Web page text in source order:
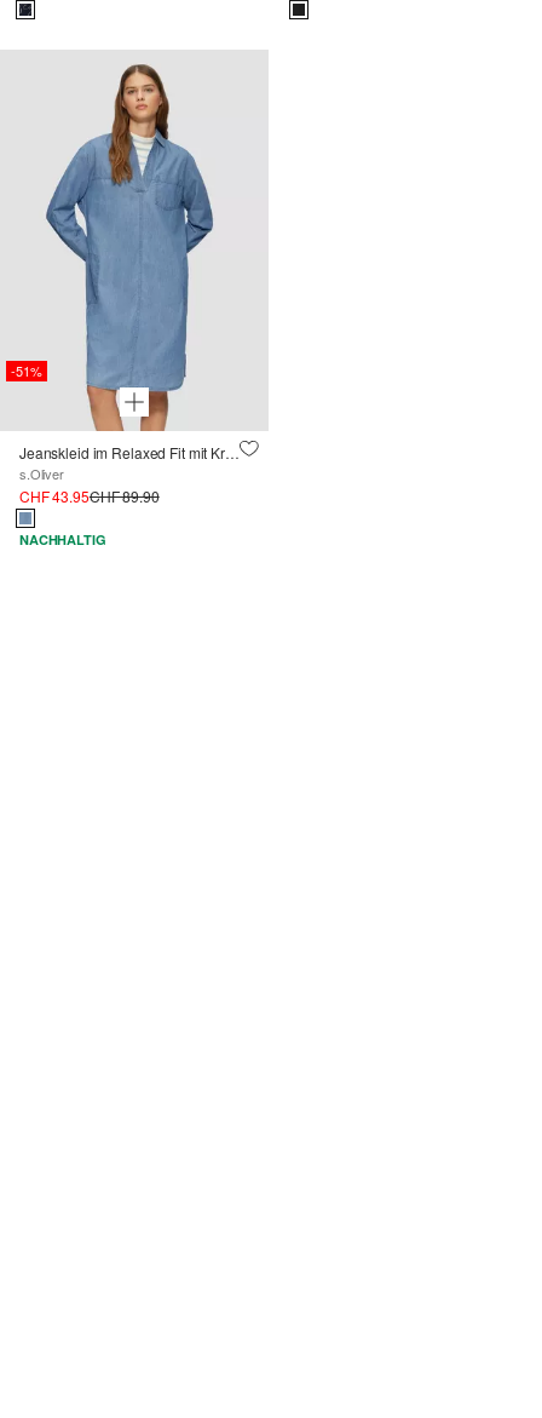
-51%
Jeanskleid im Relaxed Fit mit Kragen und aufgesetzten Taschen
s.Oliver
CHF 43.95CHF 89.90
NACHHALTIG